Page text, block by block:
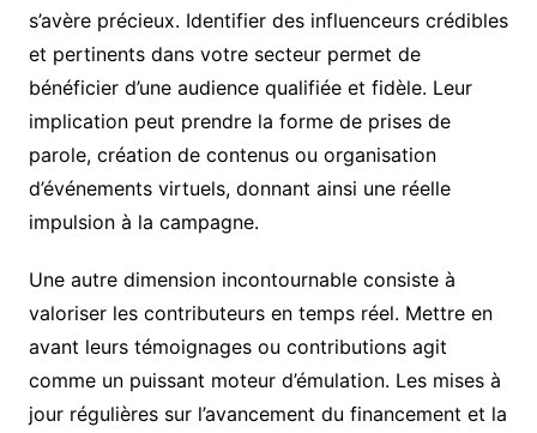
s’avère précieux. Identifier des influenceurs crédibles
et pertinents dans votre secteur permet de
bénéficier d’une audience qualifiée et fidèle. Leur
implication peut prendre la forme de prises de
parole, création de contenus ou organisation
d’événements virtuels, donnant ainsi une réelle
impulsion à la campagne.
Une autre dimension incontournable consiste à
valoriser les contributeurs en temps réel. Mettre en
avant leurs témoignages ou contributions agit
comme un puissant moteur d’émulation. Les mises à
jour régulières sur l’avancement du financement et la